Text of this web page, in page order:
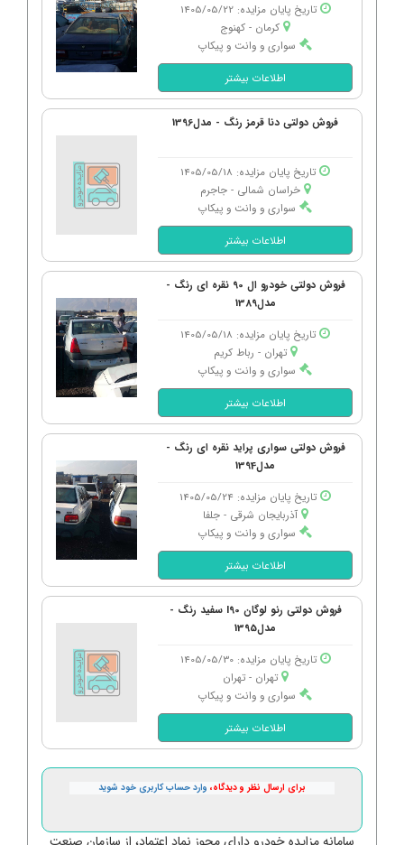
تاریخ پایان مزایده: 1405/05/22
کرمان - كهنوج
سواری و وانت و پیکاپ
اطلاعات بیشتر
فروش دولتی دنا قرمز رنگ - مدل1396
تاریخ پایان مزایده: 1405/05/18
خراسان شمالی - جاجرم
سواری و وانت و پیکاپ
اطلاعات بیشتر
فروش دولتی خودرو ال 90 نقره ای رنگ -
مدل1389
تاریخ پایان مزایده: 1405/05/18
تهران - رباط كریم
سواری و وانت و پیکاپ
اطلاعات بیشتر
فروش دولتی سواری پراید نقره ای رنگ -
مدل1394
تاریخ پایان مزایده: 1405/05/24
آذربایجان شرقی - جلفا
سواری و وانت و پیکاپ
اطلاعات بیشتر
فروش دولتی رنو لوگان l90 سفید رنگ -
مدل1395
تاریخ پایان مزایده: 1405/05/30
تهران - تهران
سواری و وانت و پیکاپ
اطلاعات بیشتر
برای ارسال نظر و دیدگاه، وارد حساب کاربری خود شوید